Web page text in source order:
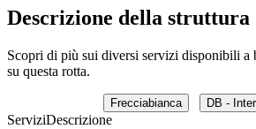
Descrizione della struttura
Scopri di più sui diversi servizi disponibili a
su questa rotta.
Frecciabianca DB -
ServiziDescrizione